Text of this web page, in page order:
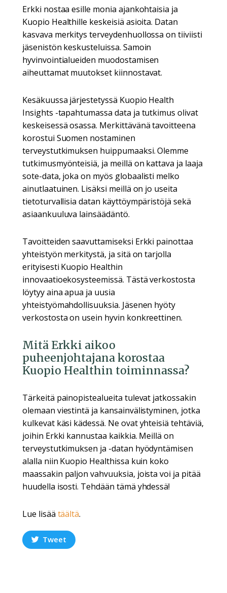
Erkki nostaa esille monia ajankohtaisia ja
Kuopio Healthille keskeisiä asioita. Datan
kasvava merkitys terveydenhuollossa on tiiviisti
jäsenistön keskusteluissa. Samoin
hyvinvointialueiden muodostamisen
aiheuttamat muutokset kiinnostavat.
Kesäkuussa järjestetyssä Kuopio Health
Insights -tapahtumassa data ja tutkimus olivat
keskeisessä osassa. Merkittävänä tavoitteena
korostui Suomen nostaminen
terveystutkimuksen huippumaaksi. Olemme
tutkimusmyönteisiä, ja meillä on kattava ja laaja
sote-data, joka on myös globaalisti melko
ainutlaatuinen. Lisäksi meillä on jo useita
tietoturvallisia datan käyttöympäristöjä sekä
asiaankuuluva lainsäädäntö.
Tavoitteiden saavuttamiseksi Erkki painottaa
yhteistyön merkitystä, ja sitä on tarjolla
erityisesti Kuopio Healthin
innovaatioekosysteemissä. Tästä verkostosta
löytyy aina apua ja uusia
yhteistyömahdollisuuksia. Jäsenen hyöty
verkostosta on usein hyvin konkreettinen.
Mitä Erkki aikoo
puheenjohtajana korostaa
Kuopio Healthin toiminnassa?
Tärkeitä painopistealueita tulevat jatkossakin
olemaan viestintä ja kansainvälistyminen, jotka
kulkevat käsi kädessä. Ne ovat yhteisiä tehtäviä,
joihin Erkki kannustaa kaikkia. Meillä on
terveystutkimuksen ja -datan hyödyntämisen
alalla niin Kuopio Healthissa kuin koko
maassakin paljon vahvuuksia, joista voi ja pitää
huudella isosti. Tehdään tämä yhdessä!
Lue lisää täältä.
Tweet